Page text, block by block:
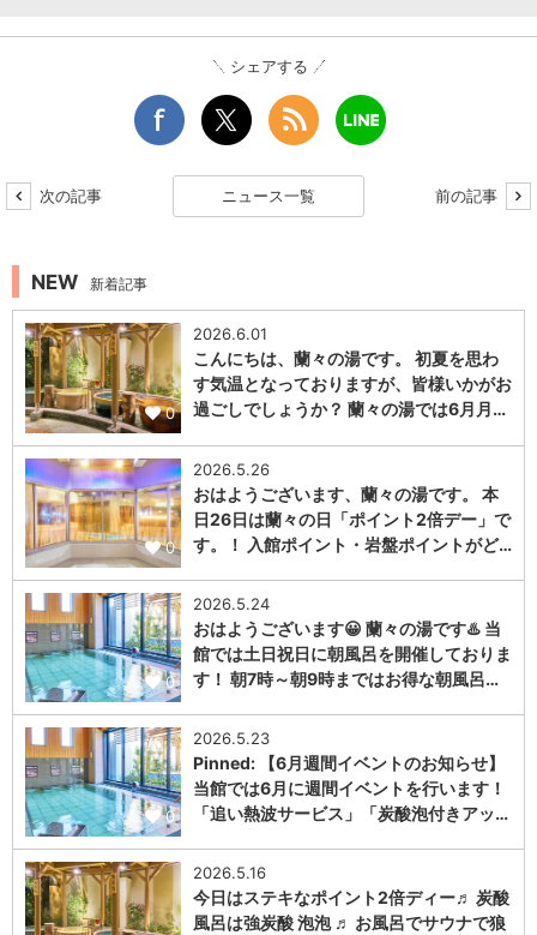
シェアする
次の記事 ニュース一覧 前の記事
NEW 新着記事
0
2026.6.01
こんにちは、蘭々の湯です。 初夏を思わ
す気温となっておりますが、皆様いかがお
過ごしでしょうか？ 蘭々の湯では6月月…
0
2026.5.26
おはようございます、蘭々の湯です。 本
日26日は蘭々の日「ポイント2倍デー」で
す。！ 入館ポイント・岩盤ポイントがど…
0
2026.5.24
おはようございます😀 蘭々の湯です♨️ 当
館では土日祝日に朝風呂を開催しておりま
す！ 朝7時～朝9時まではお得な朝風呂…
0
2026.5.23
Pinned: 【6月週間イベントのお知らせ】
当館では6月に週間イベントを行います！
「追い熱波サービス」「炭酸泡付きアッ…
2026.5.16
今日はステキなポイント2倍ディー♬ 炭酸
風呂は強炭酸 泡泡 ♬ お風呂でサウナで狼